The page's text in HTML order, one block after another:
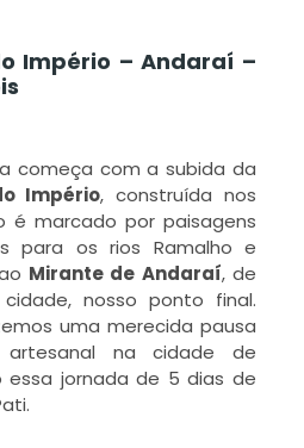
Império – Andaraí –
começa com a subida da
Império, construída nos
é marcado por paisagens
para os rios Ramalho e
Mirante de Andaraí, de
nosso ponto final.
uma merecida pausa
na cidade de
essa jornada de 5 dias de